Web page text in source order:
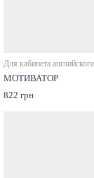
Для кабинета английского
МОТИВАТОР
822 грн